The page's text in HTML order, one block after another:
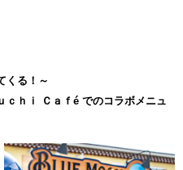
くる！～
ｃｈｉ Ｃａｆé でのコラボメニュ